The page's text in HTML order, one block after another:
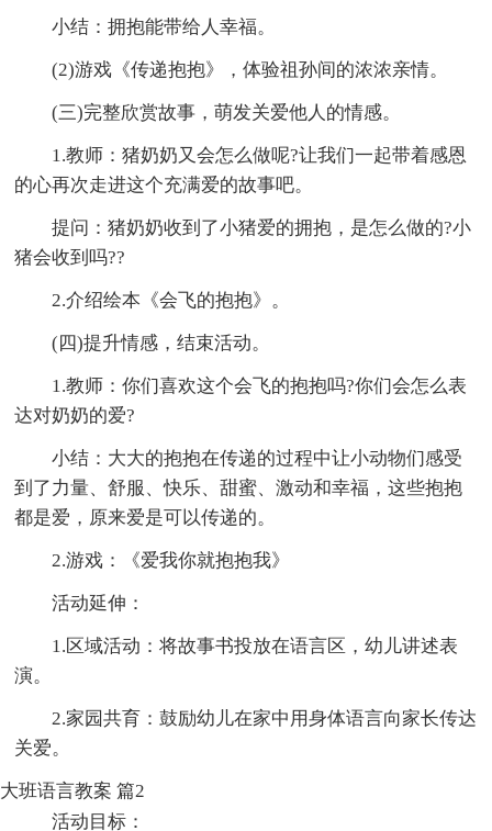
小结：拥抱能带给人幸福。
(2)游戏《传递抱抱》，体验祖孙间的浓浓亲情。
(三)完整欣赏故事，萌发关爱他人的情感。
1.教师：猪奶奶又会怎么做呢?让我们一起带着感恩
的心再次走进这个充满爱的故事吧。
提问：猪奶奶收到了小猪爱的拥抱，是怎么做的?小
猪会收到吗??
2.介绍绘本《会飞的抱抱》。
(四)提升情感，结束活动。
1.教师：你们喜欢这个会飞的抱抱吗?你们会怎么表
达对奶奶的爱?
小结：大大的抱抱在传递的过程中让小动物们感受
到了力量、舒服、快乐、甜蜜、激动和幸福，这些抱抱
都是爱，原来爱是可以传递的。
2.游戏：《爱我你就抱抱我》
活动延伸：
1.区域活动：将故事书投放在语言区，幼儿讲述表
演。
2.家园共育：鼓励幼儿在家中用身体语言向家长传达
关爱。
大班语言教案 篇2
活动目标：